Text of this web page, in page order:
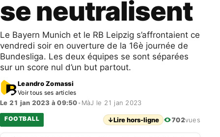
se neutralisent
Le Bayern Munich et le RB Leipzig s’affrontaient ce
vendredi soir en ouverture de la 16è journée de
Bundesliga. Les deux équipes se sont séparées
sur un score nul d’un but partout.
Leandro Zomassi
Voir tous ses articles
Le 21 jan 2023 à 09:50• MàJ le 21 jan 2023
FOOTBALL ↓Lire hors-ligne 702vues